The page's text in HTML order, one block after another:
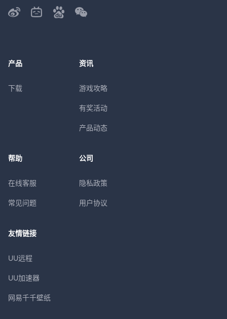
产品
下载
资讯
游戏攻略
有奖活动
产品动态
帮助
在线客服
常见问题
公司
隐私政策
用户协议
友情链接
UU远程
UU加速器
网易千千壁纸